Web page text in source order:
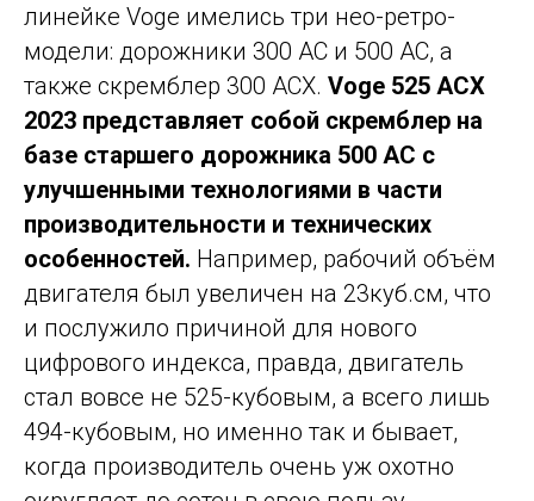
линейке Voge имелись три нео-ретро-
модели: дорожники 300 AC и 500 AC, а
также скремблер 300 ACX. Voge 525 ACX
2023 представляет собой скремблер на
базе старшего дорожника 500 AC с
улучшенными технологиями в части
производительности и технических
особенностей. Например, рабочий объём
двигателя был увеличен на 23куб.см, что
и послужило причиной для нового
цифрового индекса, правда, двигатель
стал вовсе не 525-кубовым, а всего лишь
494-кубовым, но именно так и бывает,
когда производитель очень уж охотно